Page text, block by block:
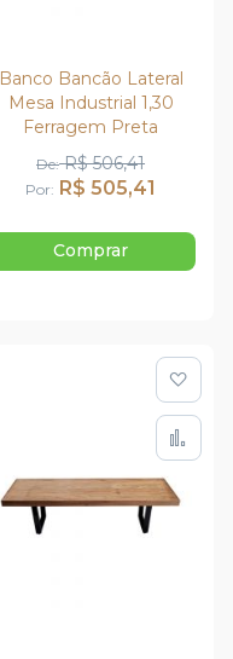
Banco Bancão Lateral
Mesa Industrial 1,30
Ferragem Preta
Por R$ 505,41
De R$ 506,41
Comprar
à lista de
para